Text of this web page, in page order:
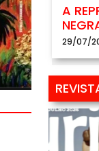
A
29/07/